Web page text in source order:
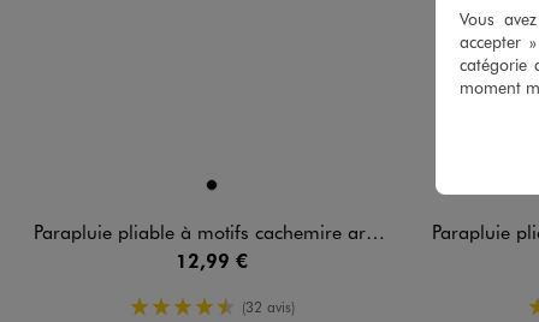
Disponible en 1 colorisNOIR
Parapluie pliable à motifs cachemire argentés
12,99 €
4.5/5 de moyenne
(32 avis)
Disponible
Parapluie
Vous
accepter
catégorie
moment